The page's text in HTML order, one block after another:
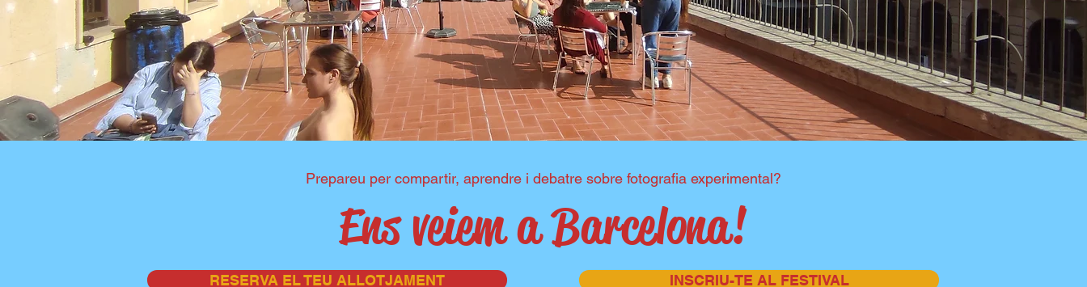
Prepareu per compartir, aprendre i debatre sobre fotografia experimental?
Ens veiem a Barcelona!
RESERVA EL TEU ALLOTJAMENT INSCRIU-TE AL FESTIVAL